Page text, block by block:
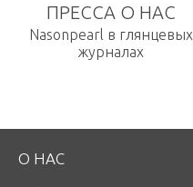
ПРЕССА О НАС
Nasonpearl в глянцевых
журналах
О НАС